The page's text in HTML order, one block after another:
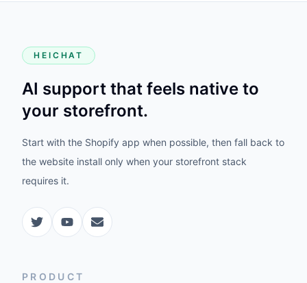
HEICHAT
AI support that feels native to
your storefront.
Start with the Shopify app when possible, then fall back to
the website install only when your storefront stack
requires it.
PRODUCT